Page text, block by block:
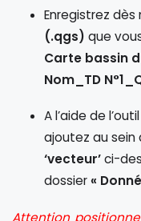
Enregistrez
(.qgs) que
Carte bassin
Nom_TD
A l’aide de l’outil
ajoutez au sein
‘vecteur’ci-
dossier«
Attention